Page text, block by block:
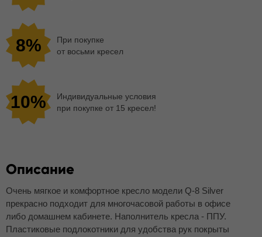
8%
При покупке
от восьми кресел
10%
Индивидуальные условия
при покупке от 15 кресел!
Описание
Очень мягкое и комфортное кресло модели Q-8 Silver
прекрасно подходит для многочасовой работы в офисе
либо домашнем кабинете. Наполнитель кресла - ППУ.
Пластиковые подлокотники для удобства рук покрыты